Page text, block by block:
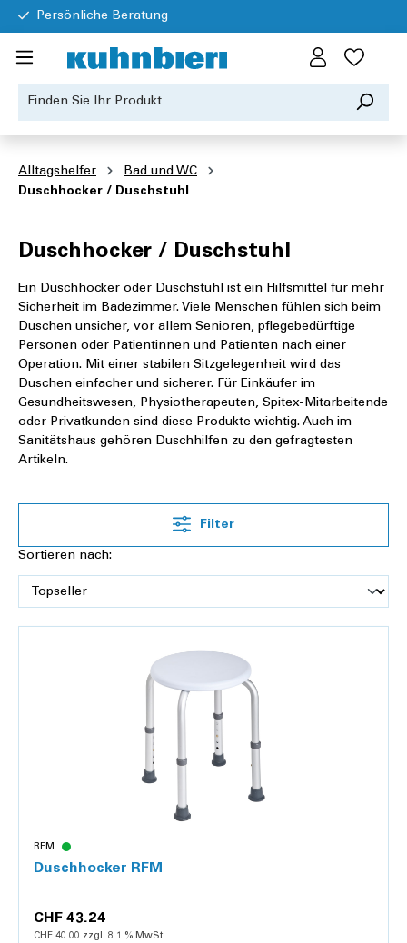
Persönliche Beratung
Alltagshelfer
Bad und WC
Duschhocker / Duschstuhl
Duschhocker / Duschstuhl
Ein Duschhocker oder Duschstuhl ist ein Hilfsmittel für mehr
Sicherheit im Badezimmer. Viele Menschen fühlen sich beim
Duschen unsicher, vor allem Senioren, pflegebedürftige
Personen oder Patientinnen und Patienten nach einer
Operation. Mit einer stabilen Sitzgelegenheit wird das
Duschen einfacher und sicherer. Für Einkäufer im
Gesundheitswesen, Physiotherapeuten, Spitex-Mitarbeitende
oder Privatkunden sind diese Produkte wichtig. Auch im
Sanitätshaus gehören Duschhilfen zu den gefragtesten
Artikeln.
Filter
Sortieren nach:
RFM
Duschhocker RFM
CHF 43.24
CHF 40.00 zzgl. 8.1 % MwSt.